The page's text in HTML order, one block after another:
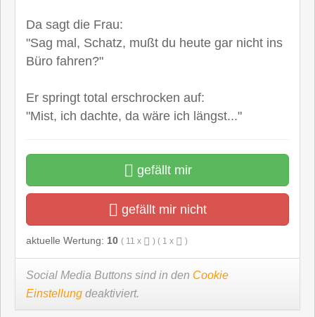
Da sagt die Frau:
"Sag mal, Schatz, mußt du heute gar nicht ins
Büro fahren?"
Er springt total erschrocken auf:
"Mist, ich dachte, da wäre ich längst..."
gefällt mir
gefällt mir nicht
aktuelle Wertung: 10 ( 11 x ) ( 1 x )
Social Media Buttons sind in den Cookie
Einstellung deaktiviert.